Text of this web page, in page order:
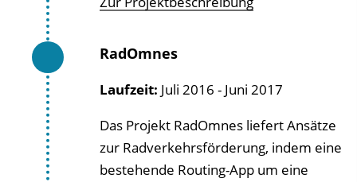
RadOmnes
Laufzeit: Juli 2016 - Juni 2017
Das Projekt RadOmnes liefert Ansätze
zur Radverkehrsförderung, indem eine
bestehende Routing-App um eine